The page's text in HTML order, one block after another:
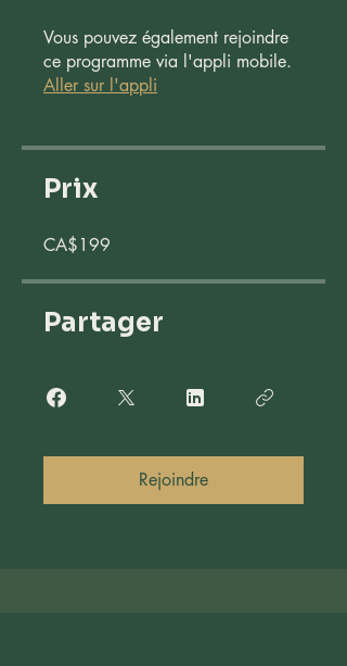
Vous pouvez également rejoindre
ce programme via l'appli mobile.
Aller sur l'appli
Prix
CA$199
Partager
Rejoindre